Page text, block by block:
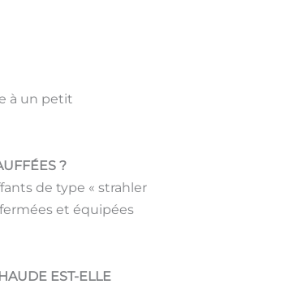
à un petit
?
de type « strahler
et équipées
EST-ELLE